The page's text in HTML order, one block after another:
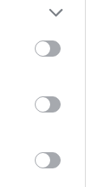
à son